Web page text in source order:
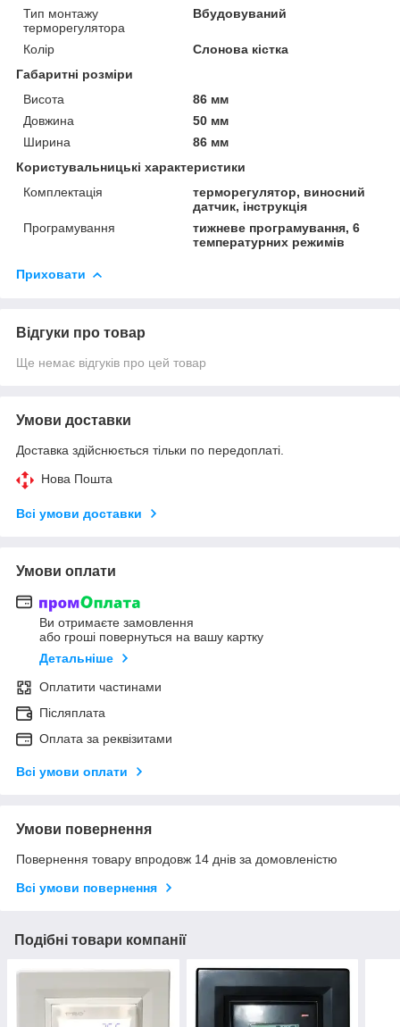
Тип монтажу
терморегулятора
Вбудовуваний
Колір
Слонова кістка
Габаритні розміри
Висота
86 мм
Довжина
50 мм
Ширина
86 мм
Користувальницькі характеристики
Комплектація
терморегулятор, виносний
датчик, інструкція
Програмування
тижневе програмування, 6
температурних режимів
Приховати
Відгуки про товар
Ще немає відгуків про цей товар
Умови доставки
Доставка здійснюється тільки по передоплаті.
Нова Пошта
Всі умови доставки
Умови оплати
Ви отримаєте замовлення
або гроші повернуться на вашу картку
Детальніше
Оплатити частинами
Післяплата
Оплата за реквізитами
Всі умови оплати
Умови повернення
Повернення товару впродовж 14 днів за домовленістю
Всі умови повернення
Подібні товари компанії